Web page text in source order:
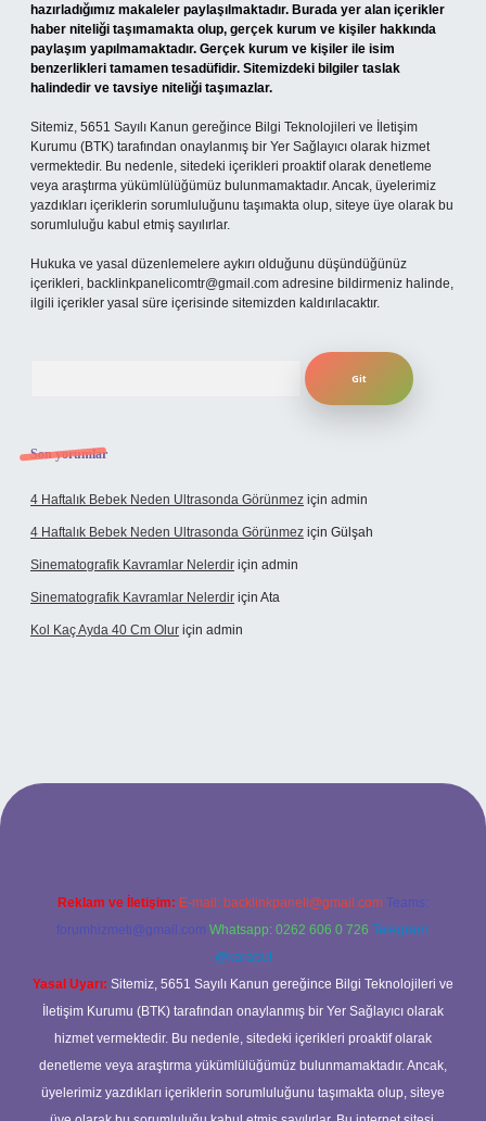
hazırladığımız makaleler paylaşılmaktadır. Burada yer alan içerikler
haber niteliği taşımamakta olup, gerçek kurum ve kişiler hakkında
paylaşım yapılmamaktadır. Gerçek kurum ve kişiler ile isim
benzerlikleri tamamen tesadüfidir. Sitemizdeki bilgiler taslak
halindedir ve tavsiye niteliği taşımazlar.
Sitemiz, 5651 Sayılı Kanun gereğince Bilgi Teknolojileri ve İletişim
Kurumu (BTK) tarafından onaylanmış bir Yer Sağlayıcı olarak hizmet
vermektedir. Bu nedenle, sitedeki içerikleri proaktif olarak denetleme
veya araştırma yükümlülüğümüz bulunmamaktadır. Ancak, üyelerimiz
yazdıkları içeriklerin sorumluluğunu taşımakta olup, siteye üye olarak bu
sorumluluğu kabul etmiş sayılırlar.
Hukuka ve yasal düzenlemelere aykırı olduğunu düşündüğünüz
içerikleri, backlinkpanelicomtr@gmail.com adresine bildirmeniz halinde,
ilgili içerikler yasal süre içerisinde sitemizden kaldırılacaktır.
Son yorumlar
4 Haftalık Bebek Neden Ultrasonda Görünmez için admin
4 Haftalık Bebek Neden Ultrasonda Görünmez için Gülşah
Sinematografik Kavramlar Nelerdir için admin
Sinematografik Kavramlar Nelerdir için Ata
Kol Kaç Ayda 40 Cm Olur için admin
Reklam ve İletişim: E-mail: backlinkpaneli@gmail.com Teams:
forumhizmeti@gmail.com Whatsapp: 0262 606 0 726 Telegram:
@karabul
Yasal Uyarı: Sitemiz, 5651 Sayılı Kanun gereğince Bilgi Teknolojileri ve
İletişim Kurumu (BTK) tarafından onaylanmış bir Yer Sağlayıcı olarak
hizmet vermektedir. Bu nedenle, sitedeki içerikleri proaktif olarak
denetleme veya araştırma yükümlülüğümüz bulunmamaktadır. Ancak,
üyelerimiz yazdıkları içeriklerin sorumluluğunu taşımakta olup, siteye